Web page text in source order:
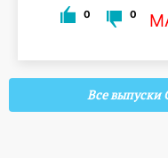
0 0
Все выпуски